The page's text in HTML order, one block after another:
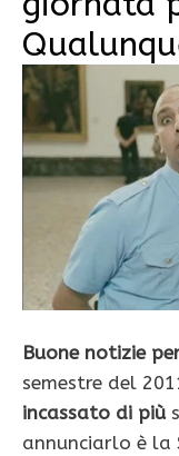
Buone notizie
semestre del
incassato di più
annunciarlo è la